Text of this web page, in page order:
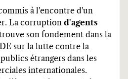
à l'encontre d'un
La corruption d'agents
son fondement dans la
sur la lutte contre la
étrangers dans les
internationales.